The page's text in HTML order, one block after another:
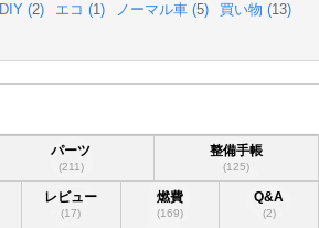
DIY (2) エコ (1) ノーマル車 (5) 買い物 (13)
パーツ
(211)
整備手帳
(125)
レビュー
(17)
燃費
(169)
Q&A
(2)